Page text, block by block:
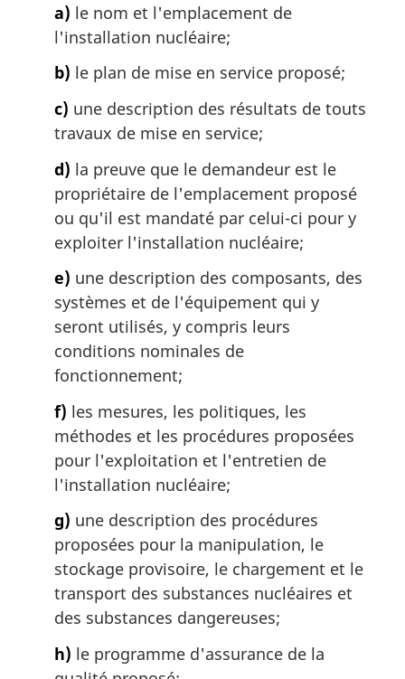
a) le nom et l'emplacement de
l'installation nucléaire;
b) le plan de mise en service proposé;
c) une description des résultats de touts
travaux de mise en service;
d) la preuve que le demandeur est le
propriétaire de l'emplacement proposé
ou qu'il est mandaté par celui-ci pour y
exploiter l'installation nucléaire;
e) une description des composants, des
systèmes et de l'équipement qui y
seront utilisés, y compris leurs
conditions nominales de
fonctionnement;
f) les mesures, les politiques, les
méthodes et les procédures proposées
pour l'exploitation et l'entretien de
l'installation nucléaire;
g) une description des procédures
proposées pour la manipulation, le
stockage provisoire, le chargement et le
transport des substances nucléaires et
des substances dangereuses;
h) le programme d'assurance de la